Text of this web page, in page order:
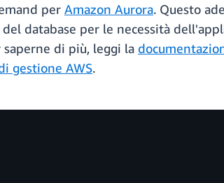
per Amazon Aurora. Questo
database per le necessità
saperne di più, leggi la
gestione AWS.